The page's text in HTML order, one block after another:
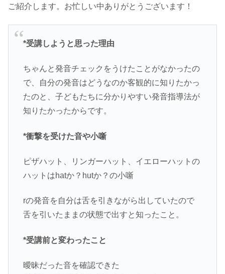
ご紹介します。お忙しい中ありがとうございます！
*受講しようと思った理由
ちゃんと発音チェックをうけたことがなかったの
で、自分の発音はどうなのか客観的に知りたかっ
たのと、子どもたちに分かりやすい発音指導法が
知りたかったからです。
*衝撃を受けた音や小噺
ピザハット、リンガーハット、イエローハットの
ハットはhatか？hutか？の小噺
rの発音を自分は舌を引きながら出していたので
舌を引いたままの状態で出すと知ったこと。
*受講前と変わったこと
曖昧だった音を確認できた